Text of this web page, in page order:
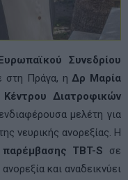
Συνεδρίου
στη Πράγα, ηΔρ Μαρία
Κέντρου Διατροφικών
μελέτη για
νευρικής ανορεξίας. Η
παρέμβασης TBT-S σε
και αναδεικνύει